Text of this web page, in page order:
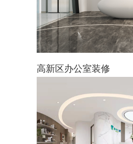
高新区办公室装修